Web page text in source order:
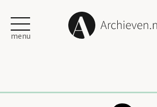
menu